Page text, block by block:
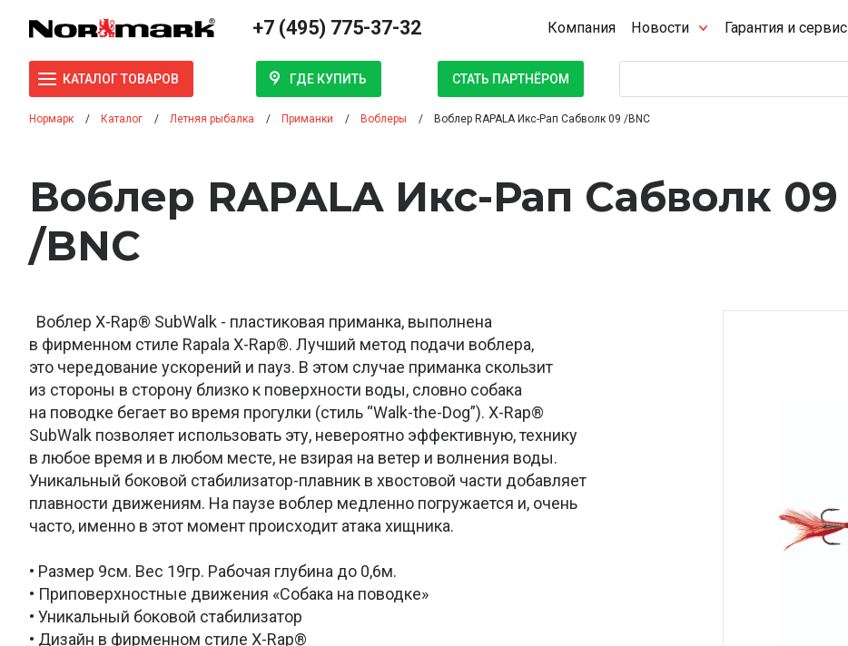
+7 (495) 775-37-32 Компания Новости Гарантия и сервис
КАТАЛОГ ТОВАРОВ ГДЕ КУПИТЬ СТАТЬ ПАРТНЁРОМ
Нормарк Каталог Летняя рыбалка Приманки Воблеры Воблер RAPALA Икс-Рап Сабволк 09 /BNC
Воблер RAPALA Икс-Рап Сабволк 09
/BNC
Воблер X-Rap® SubWalk - пластиковая приманка, выполнена
в фирменном стиле Rapala X-Rap®. Лучший метод подачи воблера,
это чередование ускорений и пауз. В этом случае приманка скользит
из стороны в сторону близко к поверхности воды, словно собака
на поводке бегает во время прогулки (стиль “Walk-the-Dog”). X-Rap®
SubWalk позволяет использовать эту, невероятно эффективную, технику
в любое время и в любом месте, не взирая на ветер и волнения воды.
Уникальный боковой стабилизатор-плавник в хвостовой части добавляет
плавности движениям. На паузе воблер медленно погружается и, очень
часто, именно в этот момент происходит атака хищника.
• Размер 9см. Вес 19гр. Рабочая глубина до 0,6м.
• Приповерхностные движения «Собака на поводке»
• Уникальный боковой стабилизатор
• Дизайн в фирменном стиле X-Rap®